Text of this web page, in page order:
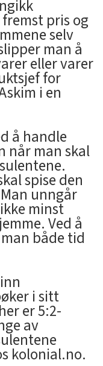
pris og
selv
man å
eller varer
for
i en
å handle
når man skal
spise den
unngår
minst
Ved å
både tid
i sitt
er 5:2-
av
kolonial.no.